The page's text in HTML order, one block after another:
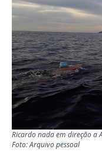
Ricardo nada em direção a
Foto: Arquivo pessoal